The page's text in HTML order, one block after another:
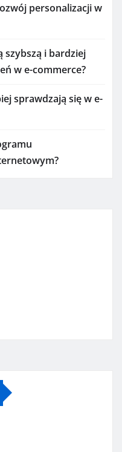
personalizacji w
szybszą i bardziej
w e-commerce?
sprawdzają się w e-